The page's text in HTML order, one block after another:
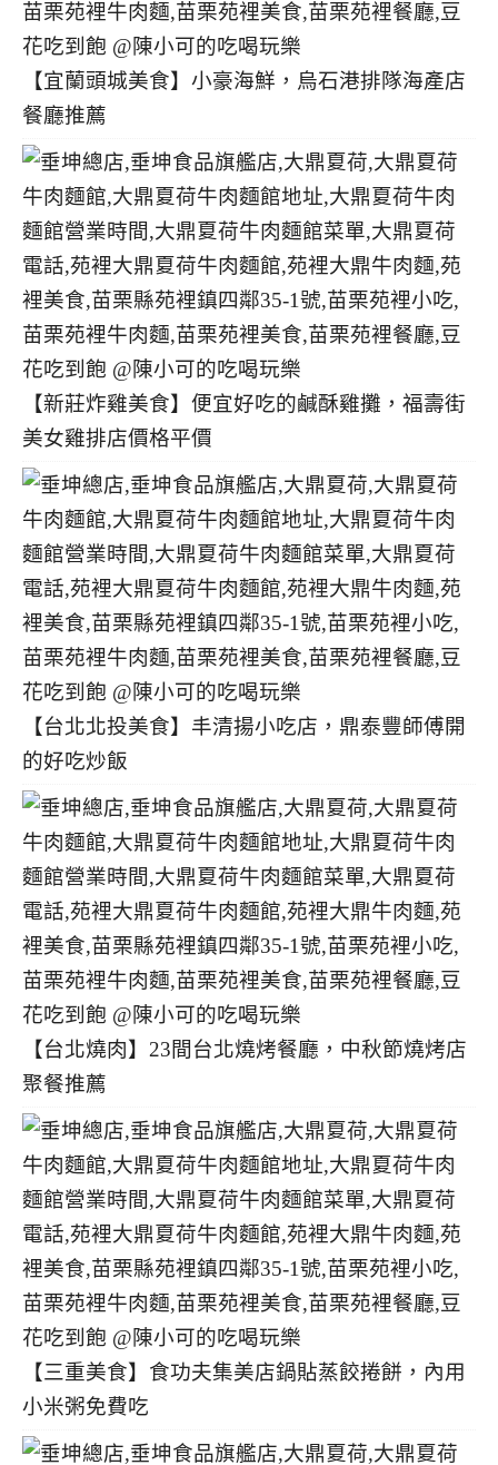
【宜蘭頭城美食】小豪海鮮，烏石港排隊海產店
餐廳推薦
【新莊炸雞美食】便宜好吃的鹹酥雞攤，福壽街
美女雞排店價格平價
【台北北投美食】丰清揚小吃店，鼎泰豐師傅開
的好吃炒飯
【台北燒肉】23間台北燒烤餐廳，中秋節燒烤店
聚餐推薦
【三重美食】食功夫集美店鍋貼蒸餃捲餅，內用
小米粥免費吃